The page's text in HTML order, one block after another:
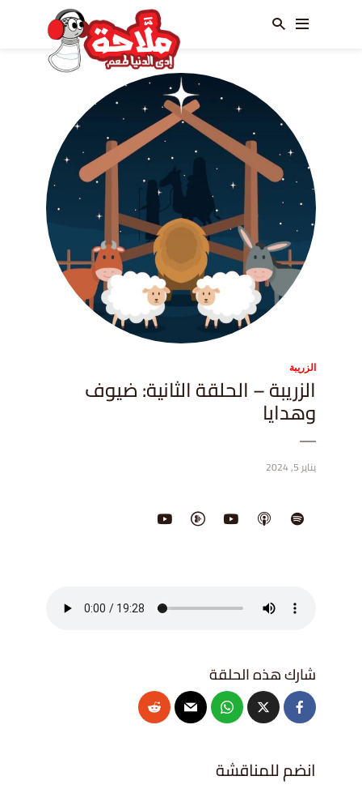
الزريبة
الزريبة – الحلقة الثانية: ضيوف
وهدايا
يناير 5, 2024
انضم للمناقشة